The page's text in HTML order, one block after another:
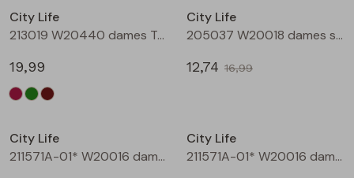
Blouses lange mouw
Sweatshirts
Bermuda's
Lange broek
Jackjes
Jassen
Lange broeken
Leggings
City Life
213019 W20440 dames T-shirt lm Bruin
19,99
City Life
205037 W20018 dames singlet Aubergine
12,74 16,99
City Life
211571A-01* W20016 dames T-shirt km aubergine
City Life
211571A-01* W20016 dames T-shirt km bruin